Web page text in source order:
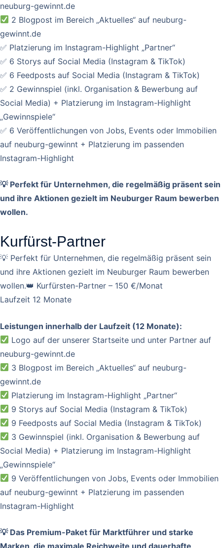
neuburg-gewinnt.de
2 Blogpost im Bereich „Aktuelles“ auf neuburg-
gewinnt.de
✅ Platzierung im Instagram-Highlight „Partner“
✅ 6 Storys auf Social Media (Instagram & TikTok)
✅ 6 Feedposts auf Social Media (Instagram & TikTok)
✅ 2 Gewinnspiel (inkl. Organisation & Bewerbung auf
Social Media) + Platzierung im Instagram-Highlight
„Gewinnspiele“
✅ 6 Veröffentlichungen von Jobs, Events oder Immobilien
auf neuburg-gewinnt + Platzierung im passenden
Instagram-Highlight
💡 Perfekt für Unternehmen, die regelmäßig präsent sein
und ihre Aktionen gezielt im Neuburger Raum bewerben
wollen.
Kurfürst-Partner
💡 Perfekt für Unternehmen, die regelmäßig präsent sein
und ihre Aktionen gezielt im Neuburger Raum bewerben
wollen.👑 Kurfürsten-Partner – 150 €/Monat
Laufzeit 12 Monate
Leistungen innerhalb der Laufzeit (12 Monate):
Logo auf der unserer Startseite und unter Partner auf
neuburg-gewinnt.de
3 Blogpost im Bereich „Aktuelles“ auf neuburg-
gewinnt.de
Platzierung im Instagram-Highlight „Partner“
9 Storys auf Social Media (Instagram & TikTok)
9 Feedposts auf Social Media (Instagram & TikTok)
3 Gewinnspiel (inkl. Organisation & Bewerbung auf
Social Media) + Platzierung im Instagram-Highlight
„Gewinnspiele“
9 Veröffentlichungen von Jobs, Events oder Immobilien
auf neuburg-gewinnt + Platzierung im passenden
Instagram-Highlight
💡 Das Premium-Paket für Marktführer und starke